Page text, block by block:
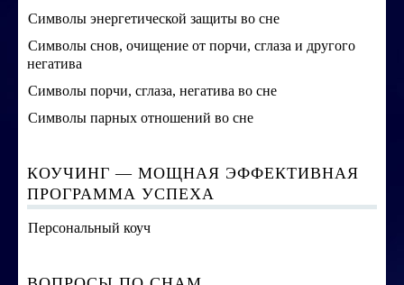
Символы энергетической защиты во сне
Символы снов, очищение от порчи, сглаза и другого
негатива
Символы порчи, сглаза, негатива во сне
Символы парных отношений во сне
КОУЧИНГ — МОЩНАЯ ЭФФЕКТИВНАЯ
ПРОГРАММА УСПЕХА
Персональный коуч